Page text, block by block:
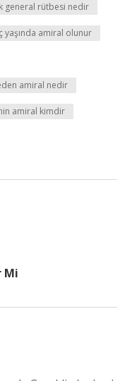
general rütbesi nedir
yaşında amiral olunur
amiral nedir
amiral kimdir
Mi